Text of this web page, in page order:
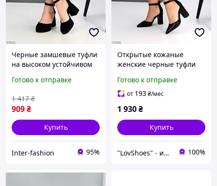
Черные замшевые туфли
на высоком устойчивом
Готово к отправке
909₴
1 417 ₴
Купить
Inter-fashion 95%
Открытые кожаные
женские черные туфли
см острый носок
натуральная кожа
Готово к отправке
от 193₴/мес
1 930₴
Купить
"LovShoes" - интернет-магазин женской обуви 100%